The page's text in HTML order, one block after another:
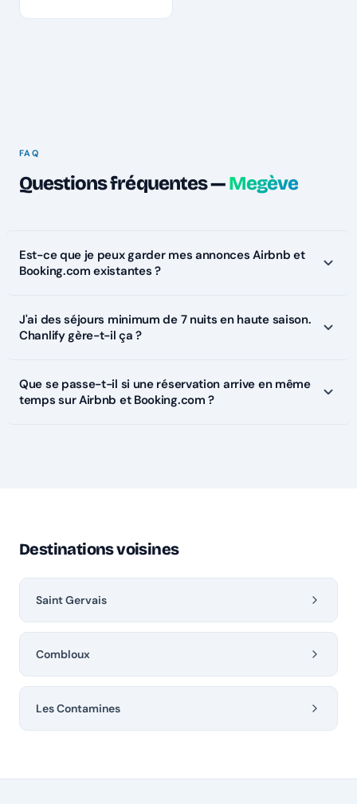
FAQ
Questions fréquentes —Megève
Est-ce que je peux garder mes annonces Airbnb et
Booking.com existantes ?
J'ai des séjours minimum de 7 nuits en haute saison.
Chanlify gère-t-il ça ?
Que se passe-t-il si une réservation arrive en même
temps sur Airbnb et Booking.com ?
Destinations voisines
Saint Gervais
Combloux
Les Contamines